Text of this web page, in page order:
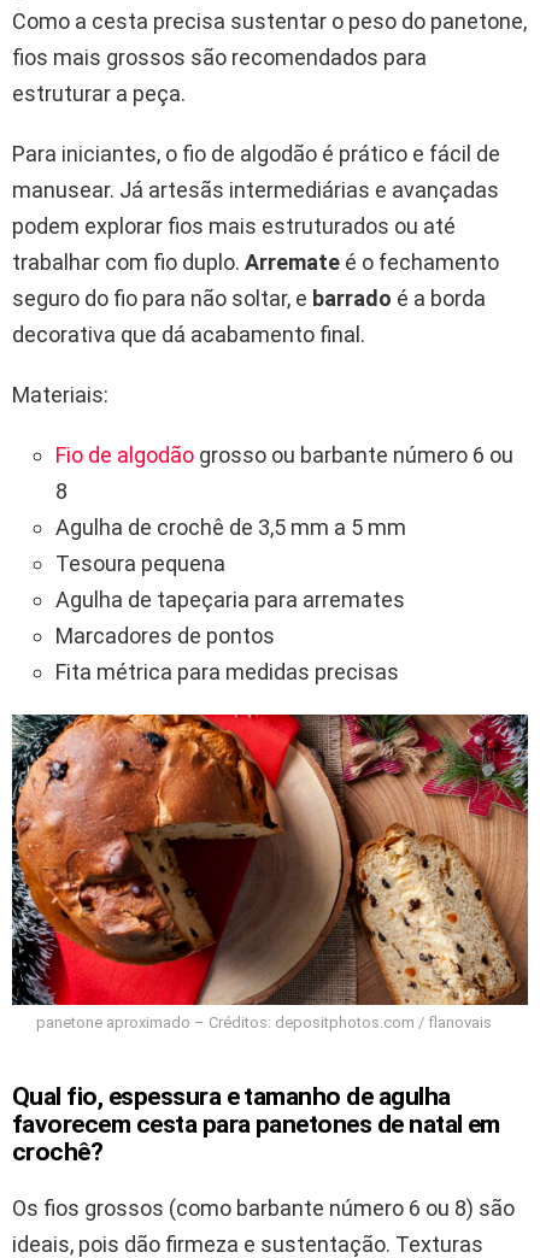
Como a cesta precisa sustentar o peso do panetone,
fios mais grossos são recomendados para
estruturar a peça.
Para iniciantes, o fio de algodão é prático e fácil de
manusear. Já artesãs intermediárias e avançadas
podem explorar fios mais estruturados ou até
trabalhar com fio duplo. Arremate é o fechamento
seguro do fio para não soltar, e barrado é a borda
decorativa que dá acabamento final.
Materiais:
Fio de algodão grosso ou barbante número 6 ou
8
Agulha de crochê de 3,5 mm a 5 mm
Tesoura pequena
Agulha de tapeçaria para arremates
Marcadores de pontos
Fita métrica para medidas precisas
panetone aproximado – Créditos: depositphotos.com / flanovais
Qual fio, espessura e tamanho de agulha
favorecem cesta para panetones de natal em
crochê?
Os fios grossos (como barbante número 6 ou 8) são
ideais, pois dão firmeza e sustentação. Texturas